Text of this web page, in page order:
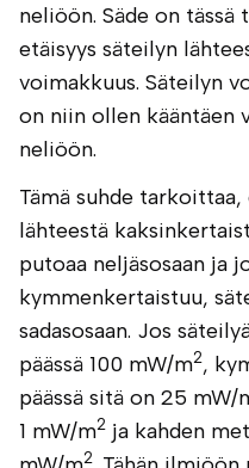
neliöön. Säde on tässä
etäisyys säteilyn
voimakkuus. Säteilyn
on niin ollen kääntäen
neliöön.
Tämä suhde
lähteestä
putoaa neljäsosaan ja
kymmenkertaistuu,
sadasosaan. Jos
päässä 100 mW/m2,
päässä sitä on 25 mW/
1 mW/m2 ja kahden
2